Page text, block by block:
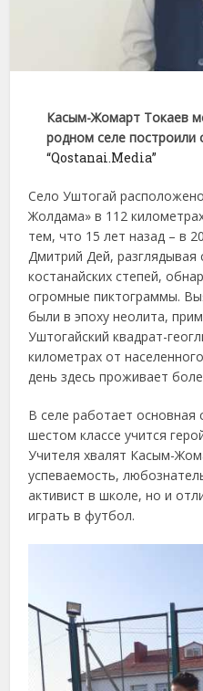
Касым-Жомарт Токаев
родном селе построили
“Qostanai.Media”
Село Уштогай
Жолдама» в 112
тем, что 15 лет назад – в
Дмитрий Дей, разглядывая
костанайских степей,
огромные пиктограммы.
были в эпоху неолита,
Уштогайский квадрат-
километрах от
день здесь проживает
В селе работает основная
шестом классе учится
Учителя хвалят Касым-
успеваемость,
активист в школе, но и
играть в футбол.